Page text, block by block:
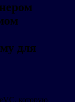
для
которую